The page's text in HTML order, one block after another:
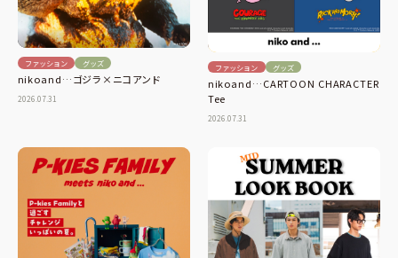
ファッション グッズ
nikoand…ゴジラ×ニコアンド
2026.07.31
ファッション グッズ
nikoand…CARTOON CHARACTER
Tee
2026.07.31